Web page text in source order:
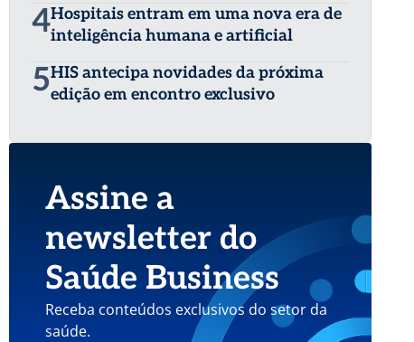
4Hospitais entram em uma nova era de
inteligência humana e artificial
5HIS antecipa novidades da próxima
edição em encontro exclusivo
Assine a
newsletter do
Saúde Business
Receba conteúdos exclusivos do setor da
saúde.